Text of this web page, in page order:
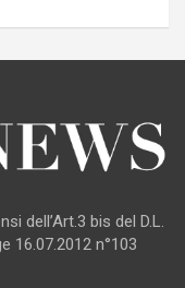
dell’Art.3 bis del D.L.
16.07.2012 n°103